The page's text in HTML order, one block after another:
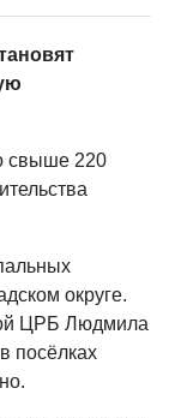
свыше 220
округе.
ЦРБ Людмила
посёлках